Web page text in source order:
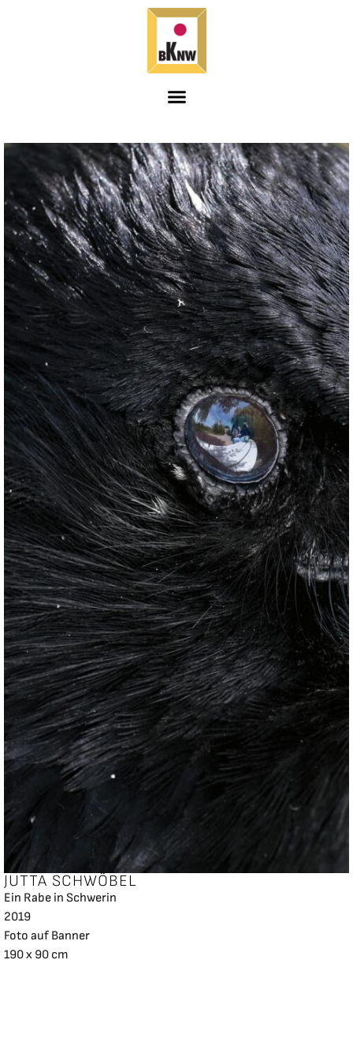
JUTTA SCHWÖBEL
Ein Rabe in Schwerin
2019
Foto auf Banner
190 x 90 cm